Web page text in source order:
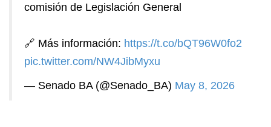
comisión de Legislación General
🔗 Más información: https://t.co/bQT96W0fo2
pic.twitter.com/NW4JibMyxu
— Senado BA (@Senado_BA) May 8, 2026